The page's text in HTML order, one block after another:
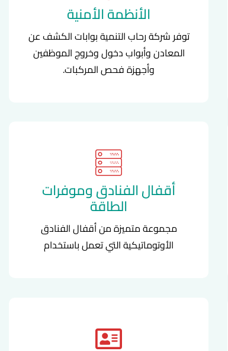
الأنظمة الأمنية
توفر شركة رحاب التنمية بوابات الكشف عن
المعادن وأبواب دخول وخروج الموظفين
وأجهزة فحص المركبات.
أقفال الفنادق وموفرات
الطاقة
مجموعة متميزة من أقفال الفنادق
الأوتوماتيكية التي تعمل باستخدام